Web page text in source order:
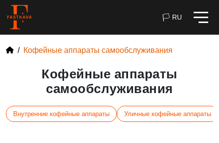
🏳 RU
Кофейные аппараты самообслуживания
Кофейные аппараты
самообслуживания
Внутренние кофейные аппараты Уличные кофейные аппараты